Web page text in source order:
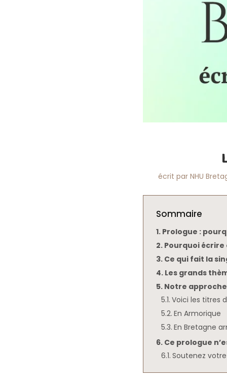
écrit par NHU
Sommaire
Prologue :
Pourquoi écrire
Ce qui fait la
Les grands
Notre
Voici les titres
En Armorique
En Bretagne
Ce prologue
Soutenez